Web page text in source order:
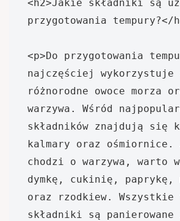
<h2>Jakie składniki są
przygotowania tempury?</
<p>Do przygotowania
najczęściej wykorzystuje
różnorodne owoce morza
warzywa. Wśród
składników znajdują się
kalmary oraz
chodzi o warzywa, warto
dymkę, cukinię, paprykę,
oraz rzodkiew. Wszystkie
składniki są panierowane